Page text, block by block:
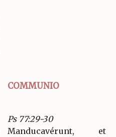
COMMUNIO
Ps 77:29-30
Manducavérunt, et